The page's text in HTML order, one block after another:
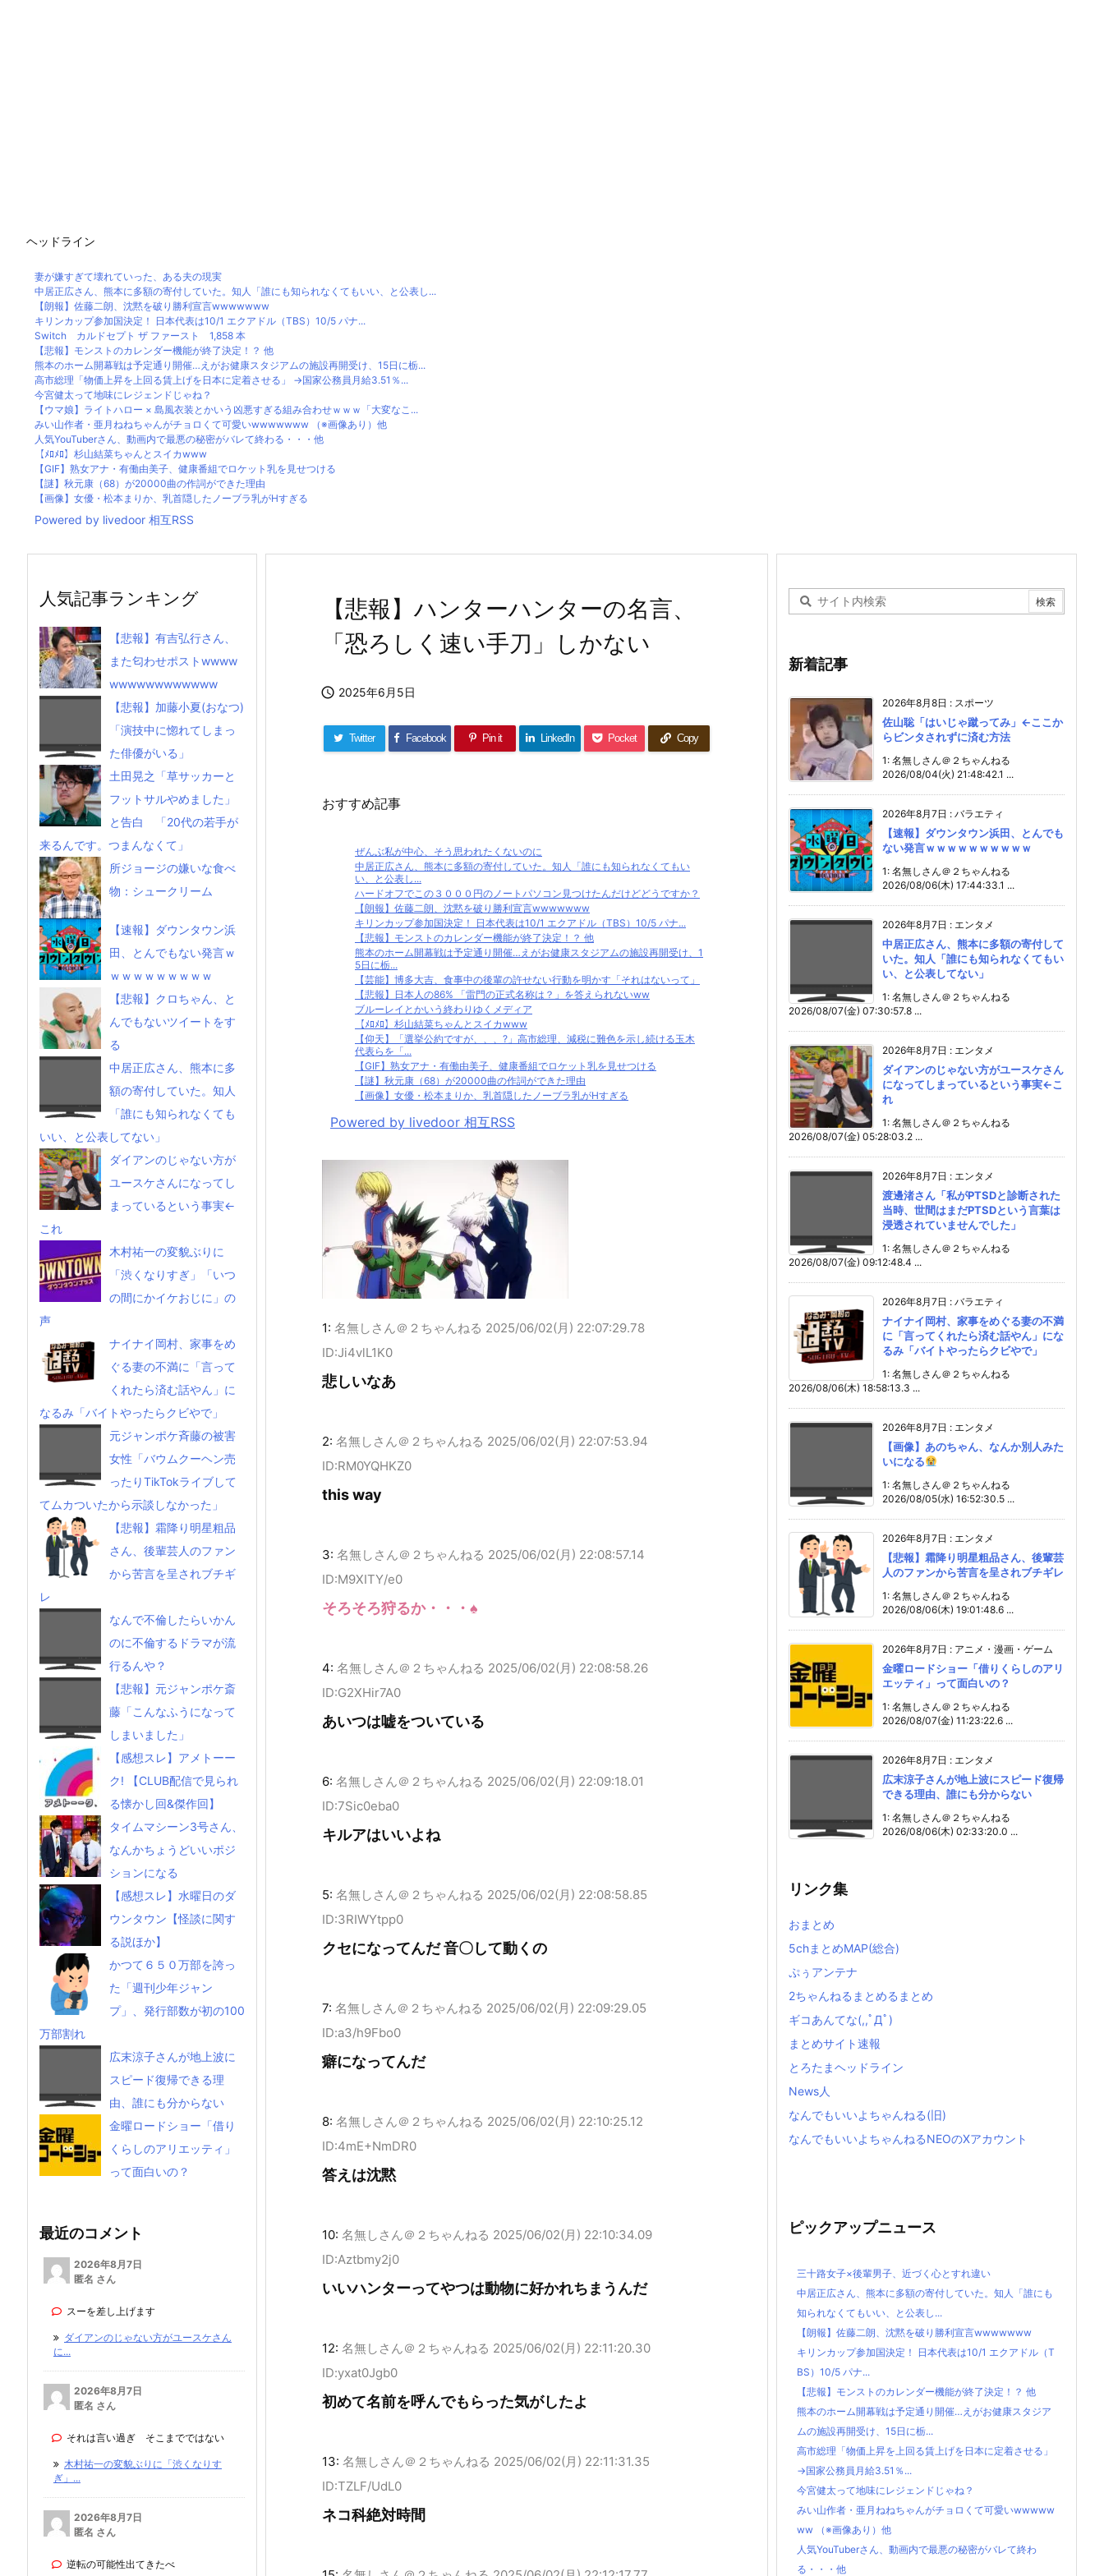
ヘッドライン
妻が嫌すぎて壊れていった、ある夫の現実
中居正広さん、熊本に多額の寄付していた。知人「誰にも知られなくてもいい、と公表し...
【朗報】佐藤二朗、沈黙を破り勝利宣言wwwwwww
キリンカップ参加国決定！ 日本代表は10/1 エクアドル（TBS）10/5 パナ...
Switch カルドセプト ザ ファースト 1,858 本
【悲報】モンストのカレンダー機能が終了決定！？ 他
熊本のホーム開幕戦は予定通り開催…えがお健康スタジアムの施設再開受け、15日に栃...
高市総理「物価上昇を上回る賃上げを日本に定着させる」 →国家公務員月給3.51％...
今宮健太って地味にレジェンドじゃね？
【ウマ娘】ライトハロー × 島風衣装とかいう凶悪すぎる組み合わせｗｗｗ「大変なこ...
みい山作者・亜月ねねちゃんがチョロくて可愛いwwwwwww （※画像あり）他
人気YouTuberさん、動画内で最悪の秘密がバレて終わる・・・他
【ﾒﾛﾒﾛ】杉山結菜ちゃんとスイカwww
【GIF】熟女アナ・有働由美子、健康番組でロケット乳を見せつける
【謎】秋元康（68）が20000曲の作詞ができた理由
【画像】女優・松本まりか、乳首隠したノーブラ乳がHすぎる
Powered by livedoor 相互RSS
【悲報】ハンターハンターの名言、
「恐ろしく速い手刀」しかない
 2025年6月5日
Twitter Facebook Pin it LinkedIn Pocket Copy
おすすめ記事
ぜんぶ私が中心、そう思われたくないのに
中居正広さん、熊本に多額の寄付していた。知人「誰にも知られなくてもい
い、と公表し...
ハードオフでこの３０００円のノートパソコン見つけたんだけどどうですか？
【朗報】佐藤二朗、沈黙を破り勝利宣言wwwwwww
キリンカップ参加国決定！ 日本代表は10/1 エクアドル（TBS）10/5 パナ...
【悲報】モンストのカレンダー機能が終了決定！？ 他
熊本のホーム開幕戦は予定通り開催…えがお健康スタジアムの施設再開受け、1
5日に栃...
【芸能】博多大吉、食事中の後輩の許せない行動を明かす「それはないって」
【悲報】日本人の86% 「雷門の正式名称は？」を答えられないww
ブルーレイとかいう終わりゆくメディア
【ﾒﾛﾒﾛ】杉山結菜ちゃんとスイカwww
【仰天】「選挙公約ですが、、、?」高市総理、減税に難色を示し続ける玉木
代表らを「...
【GIF】熟女アナ・有働由美子、健康番組でロケット乳を見せつける
【謎】秋元康（68）が20000曲の作詞ができた理由
【画像】女優・松本まりか、乳首隠したノーブラ乳がHすぎる
Powered by livedoor 相互RSS
1: 名無しさん＠２ちゃんねる 2025/06/02(月) 22:07:29.78
ID:Ji4vlL1K0
悲しいなあ
2: 名無しさん＠２ちゃんねる 2025/06/02(月) 22:07:53.94
ID:RM0YQHKZ0
this way
3: 名無しさん＠２ちゃんねる 2025/06/02(月) 22:08:57.14
ID:M9XITY/e0
そろそろ狩るか・・・♠
4: 名無しさん＠２ちゃんねる 2025/06/02(月) 22:08:58.26
ID:G2XHir7A0
あいつは嘘をついている
6: 名無しさん＠２ちゃんねる 2025/06/02(月) 22:09:18.01
ID:7Sic0eba0
キルアはいいよね
5: 名無しさん＠２ちゃんねる 2025/06/02(月) 22:08:58.85
ID:3RIWYtpp0
クセになってんだ 音〇して動くの
7: 名無しさん＠２ちゃんねる 2025/06/02(月) 22:09:29.05
ID:a3/h9Fbo0
癖になってんだ
8: 名無しさん＠２ちゃんねる 2025/06/02(月) 22:10:25.12
ID:4mE+NmDR0
答えは沈黙
10: 名無しさん＠２ちゃんねる 2025/06/02(月) 22:10:34.09
ID:Aztbmy2j0
いいハンターってやつは動物に好かれちまうんだ
12: 名無しさん＠２ちゃんねる 2025/06/02(月) 22:11:20.30
ID:yxat0Jgb0
初めて名前を呼んでもらった気がしたよ
13: 名無しさん＠２ちゃんねる 2025/06/02(月) 22:11:31.35
ID:TZLF/UdL0
ネコ科絶対時間
人気記事ランキング
【悲報】有吉弘行さん、
また匂わせポストwwww
wwwwwwwwwwww
【悲報】加藤小夏(おなつ)
「演技中に惚れてしまっ
た俳優がいる」
土田晃之「草サッカーと
フットサルやめました」
と告白 「20代の若手が
来るんです。つまんなくて」
所ジョージの嫌いな食べ
物：シュークリーム
【速報】ダウンタウン浜
田、とんでもない発言ｗ
ｗｗｗｗｗｗｗｗｗ
【悲報】クロちゃん、と
んでもないツイートをす
る
中居正広さん、熊本に多
額の寄付していた。知人
「誰にも知られなくても
いい、と公表してない」
ダイアンのじゃない方が
ユースケさんになってし
まっているという事実←
これ
木村祐一の変貌ぶりに
「渋くなりすぎ」「いつ
の間にかイケおじに」の
声
ナイナイ岡村、家事をめ
ぐる妻の不満に「言って
くれたら済む話やん」に
なるみ「バイトやったらクビやで」
元ジャンポケ斉藤の被害
女性「バウムクーヘン売
ったりTikTokライブして
てムカついたから示談しなかった」
【悲報】霜降り明星粗品
さん、後輩芸人のファン
から苦言を呈されブチギ
レ
なんで不倫したらいかん
のに不倫するドラマが流
行るんや？
【悲報】元ジャンポケ斎
藤「こんなふうになって
しまいました」
【感想スレ】アメトーー
ク! 【CLUB配信で見られ
る懐かし回&傑作回】
タイムマシーン3号さん、
なんかちょうどいいポジ
ションになる
【感想スレ】水曜日のダ
ウンタウン【怪談に関す
る説ほか】
かつて６５０万部を誇っ
た「週刊少年ジャン
プ」、発行部数が初の100
万部割れ
広末涼子さんが地上波に
スピード復帰できる理
由、誰にも分からない
金曜ロードショー「借り
くらしのアリエッティ」
って面白いの？
最近のコメント
2026年8月7日
匿名 さん
スーを差し上げます
ダイアンのじゃない方がユースケさん
に...
2026年8月7日
匿名 さん
それは言い過ぎ そこまでではない
木村祐一の変貌ぶりに「渋くなりす
ぎ」...
2026年8月7日
匿名 さん
逆転の可能性出てきたべ
新着記事
2026年8月8日 : スポーツ
佐山聡「はいじゃ蹴ってみ」←ここか
らビンタされずに済む方法
1: 名無しさん＠２ちゃんねる
2026/08/04(火) 21:48:42.1 ...
2026年8月7日 : バラエティ
【速報】ダウンタウン浜田、とんでも
ない発言ｗｗｗｗｗｗｗｗｗｗ
1: 名無しさん＠２ちゃんねる
2026/08/06(木) 17:44:33.1 ...
2026年8月7日 : エンタメ
中居正広さん、熊本に多額の寄付して
いた。知人「誰にも知られなくてもい
い、と公表してない」
1: 名無しさん＠２ちゃんねる
2026/08/07(金) 07:30:57.8 ...
2026年8月7日 : エンタメ
ダイアンのじゃない方がユースケさん
になってしまっているという事実←こ
れ
1: 名無しさん＠２ちゃんねる
2026/08/07(金) 05:28:03.2 ...
2026年8月7日 : エンタメ
渡邊渚さん「私がPTSDと診断された
当時、世間はまだPTSDという言葉は
浸透されていませんでした」
1: 名無しさん＠２ちゃんねる
2026/08/07(金) 09:12:48.4 ...
2026年8月7日 : バラエティ
ナイナイ岡村、家事をめぐる妻の不満
に「言ってくれたら済む話やん」にな
るみ「バイトやったらクビやで」
1: 名無しさん＠２ちゃんねる
2026/08/06(木) 18:58:13.3 ...
2026年8月7日 : エンタメ
【画像】あのちゃん、なんか別人みた
いになる
1: 名無しさん＠２ちゃんねる
2026/08/05(水) 16:52:30.5 ...
2026年8月7日 : エンタメ
【悲報】霜降り明星粗品さん、後輩芸
人のファンから苦言を呈されブチギレ
1: 名無しさん＠２ちゃんねる
2026/08/06(木) 19:01:48.6 ...
2026年8月7日 : アニメ・漫画・ゲーム
金曜ロードショー「借りくらしのアリ
エッティ」って面白いの？
1: 名無しさん＠２ちゃんねる
2026/08/07(金) 11:23:22.6 ...
2026年8月7日 : エンタメ
広末涼子さんが地上波にスピード復帰
できる理由、誰にも分からない
1: 名無しさん＠２ちゃんねる
2026/08/06(木) 02:33:20.0 ...
リンク集
おまとめ
5chまとめMAP(総合)
ぷぅアンテナ
2ちゃんねるまとめるまとめ
ギコあんてな(,,ﾟДﾟ)
まとめサイト速報
とろたまヘッドライン
News人
なんでもいいよちゃんねる(旧)
なんでもいいよちゃんねるNEOのXアカウント
ピックアップニュース
三十路女子×後輩男子、近づく心とすれ違い
中居正広さん、熊本に多額の寄付していた。知人「誰にも
知られなくてもいい、と公表し...
【朗報】佐藤二朗、沈黙を破り勝利宣言wwwwwww
キリンカップ参加国決定！ 日本代表は10/1 エクアドル（T
BS）10/5 パナ...
【悲報】モンストのカレンダー機能が終了決定！？ 他
熊本のホーム開幕戦は予定通り開催…えがお健康スタジア
ムの施設再開受け、15日に栃...
高市総理「物価上昇を上回る賃上げを日本に定着させる」
→国家公務員月給3.51％...
今宮健太って地味にレジェンドじゃね？
みい山作者・亜月ねねちゃんがチョロくて可愛いwwwww
ww （※画像あり）他
人気YouTuberさん、動画内で最悪の秘密がバレて終わ
る・・・他